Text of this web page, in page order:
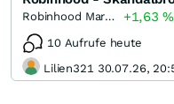
Robinhood Markets Registered (A) +1,63%
10 Aufrufe heute
Lilien321 30.07.26,